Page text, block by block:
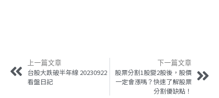
上一篇文章
台股大跌破半年線 20230922
看盤日記
下一篇文章
股票分割1股變2股後，股價
一定會漲嗎？快速了解股票
分割優缺點！